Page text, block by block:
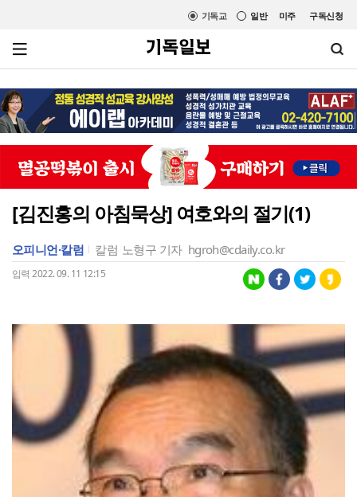
미주 구독신청
일반
기독교
[김진홍의 아침묵상] 여호와의 절기(1)
오피니언·칼럼 칼럼 노형구 기자 hgroh@cdaily.co.kr
입력 2022. 09. 11 12:15